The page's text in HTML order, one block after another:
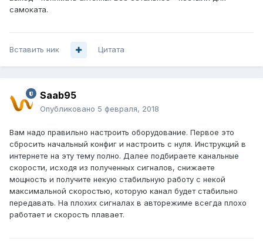
самоката.
Вставить ник Цитата
Saab95
Опубликовано 5 февраля, 2018
Вам надо правильно настроить оборудование. Первое это
сбросить начальный конфиг и настроить с нуля. Инструкций в
интернете на эту тему полно. Далее подбираете канальные
скорости, исходя из полученных сигналов, снижаете
мощность и получите некую стабильную работу с некой
максимальной скоростью, которую канал будет стабильно
передавать. На плохих сигналах в авторежиме всегда плохо
работает и скорость плавает.